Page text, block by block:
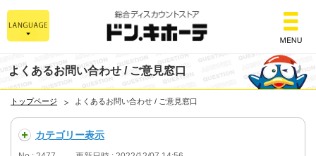
総合ディスカウン
よくあるお問い合わせ / ご意見窓口
トップページ よくあるお問い合わせ / ご意見窓口
カテゴリー表示